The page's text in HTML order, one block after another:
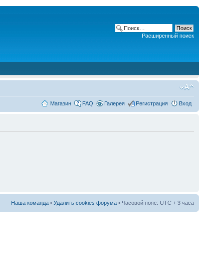
Расширенный поиск
Магазин FAQ Галерея Регистрация Вход
Наша команда • Удалить cookies форума • Часовой пояс: UTC + 3 часа